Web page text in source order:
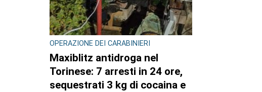
OPERAZIONE DEI CARABINIERI
Maxiblitz antidroga nel
Torinese: 7 arresti in 24 ore,
sequestrati 3 kg di cocaina e